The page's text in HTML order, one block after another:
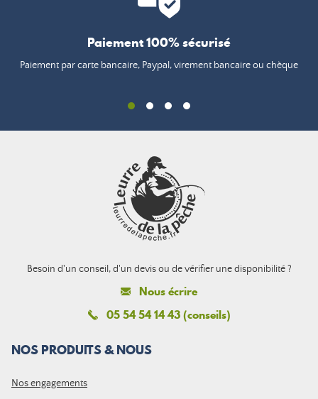
Paiement 100% sécurisé
Paiement par carte bancaire, Paypal, virement bancaire ou chèque
Besoin d'un conseil, d'un devis ou de vérifier une disponibilité ?
Nous écrire
05 54 54 14 43 (conseils)
NOS PRODUITS & NOUS
Nos engagements